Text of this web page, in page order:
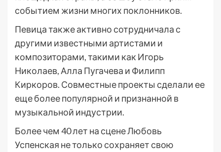
событием жизни многих поклонников.
Певица также активно сотрудничала с
другими известными артистами и
композиторами, такими как Игорь
Николаев, Алла Пугачева и Филипп
Киркоров. Совместные проекты сделали ее
еще более популярной и признанной в
музыкальной индустрии.
Более чем 40 лет на сцене Любовь
Успенская не только сохраняет свою